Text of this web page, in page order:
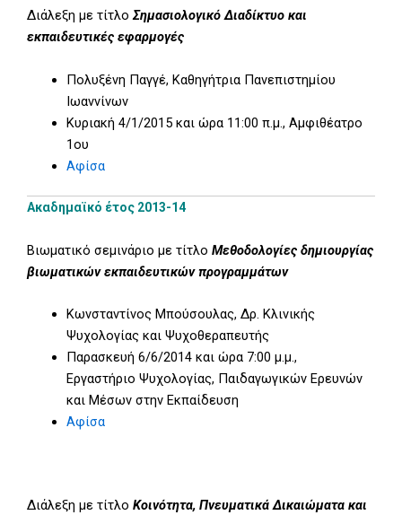
Διάλεξη με τίτλοΣημασιολογικό Διαδίκτυο και
εκπαιδευτικές εφαρμογές
Πολυξένη Παγγέ, Καθηγήτρια Πανεπιστημίου
Ιωαννίνων
Κυριακή 4/1/2015 και ώρα 11:00 π.μ., Αμφιθέατρο
1ου
Αφίσα
Ακαδημαϊκό έτος 2013-14
Βιωματικό σεμινάριο με τίτλο Μεθοδολογίες δημιουργίας
βιωματικών εκπαιδευτικών προγραμμάτων
Κωνσταντίνος Μπούσουλας, Δρ. Κλινικής
Ψυχολογίας και Ψυχοθεραπευτής
Παρασκευή 6/6/2014 και ώρα 7:00 μ.μ.,
Εργαστήριο Ψυχολογίας, Παιδαγωγικών Ερευνών
και Μέσων στην Εκπαίδευση
Αφίσα
Διάλεξη με τίτλο Κοινότητα, Πνευματικά Δικαιώματα και